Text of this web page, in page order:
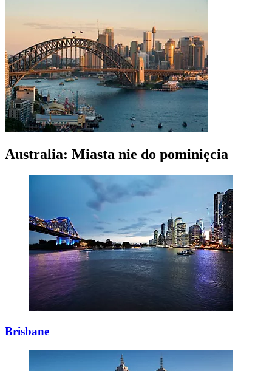
Australia: Miasta nie do pominięcia
Brisbane